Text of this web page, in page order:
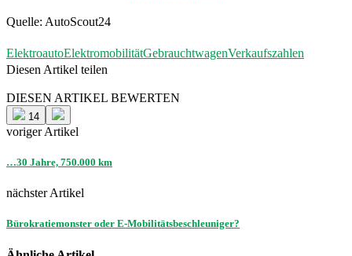
Quelle: AutoScout24
ElektroautoElektromobilitätGebrauchtwagenVerkaufszahlen
Diesen Artikel teilen
DIESEN ARTIKEL BEWERTEN
14
voriger Artikel
…30 Jahre, 750.000 km
nächster Artikel
Bürokratiemonster oder E-Mobilitätsbeschleuniger?